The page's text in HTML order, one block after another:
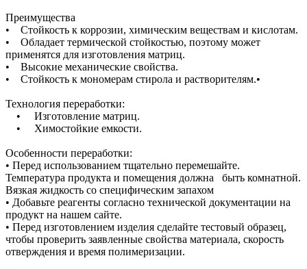
Преимущества
• Стойкость к коррозии, химическим веществам и кислотам.
• Обладает термической стойкостью, поэтому может
применятся для изготовления матриц.
• Высокие механические свойства.
• Стойкость к мономерам стирола и растворителям.•
Технология переработки:
• Изготовление матриц.
• Химостойкие емкости.
Особенности переработки:
• Перед использованием тщательно перемешайте.
Температура продукта и помещения должна быть комнатной.
Вязкая жидкость со специфическим запахом
• Добавьте реагенты согласно технической документации на
продукт на нашем сайте.
• Перед изготовлением изделия сделайте тестовый образец,
чтобы проверить заявленные свойства материала, скорость
отверждения и время полимеризации.